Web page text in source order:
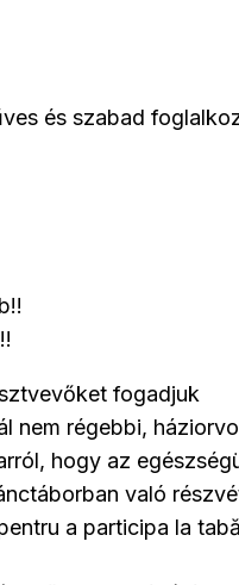
és szabad
fogadjuk
nem régebbi,
hogy az
való
a participa la